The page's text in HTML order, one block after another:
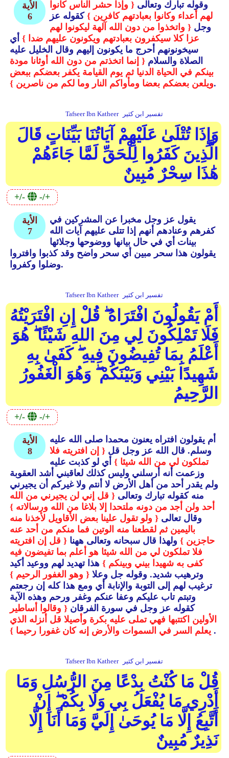
الأية
6
وقوله تبارك وتعالى { وإذا حشر الناس كانوا
لهم أعداء وكانوا بعبادتهم كافرين }كقوله عز
وجل { واتخذوا من دون الله آلهة ليكونوا لهم
عزا كلا سيكفرون بعبادتهم ويكونون عليهم ضدا }أي
سيخونونهم أحرج ما يكونون إليهم وقال الخليل عليه
الصلاة والسلام { إنما اتخذتم من دون الله أوثانا مودة
بينكم في الحياة الدنيا ثم يوم القيامة يكفر بعضكم ببعض
ويلعن بعضكم بعضا ومأواكم النار وما لكم من ناصرين }.
Tafseer Ibn Katheer تفسير ابن كثير
وَإِذَا تُتْلَىٰ عَلَيْهِمْ آيَاتُنَا بَيِّنَاتٍ قَالَ
الَّذِينَ كَفَرُوا لِلْحَقِّ لَمَّا جَاءَهُمْ
هَٰذَا سِحْرٌ مُبِينٌ
+/- -/+
الأية
7
يقول عز وجل مخبرا عن المشركين في
كفرهم وعنادهم أنهم إذا تتلى عليهم آيات الله
بينات أي في حال بيانها ووضوحها وجلائها
يقولون هذا سحر مبين أي سحر واضح وقد كذبوا وافتروا
وضلوا وكفروا.
Tafseer Ibn Katheer تفسير ابن كثير
أَمْ يَقُولُونَ افْتَرَاهُ ۖ قُلْ إِنِ افْتَرَيْتُهُ
فَلَا تَمْلِكُونَ لِي مِنَ اللهِ شَيْئًا ۖ هُوَ
أَعْلَمُ بِمَا تُفِيضُونَ فِيهِ ۖ كَفَىٰ بِهِ
شَهِيدًا بَيْنِي وَبَيْنَكُمْ ۖ وَهُوَ الْغَفُورُ
الرَّحِيمُ
+/- -/+
الأية
8
أم يقولون افتراه يعنون محمدا صلى الله عليه
وسلم.قال الله عز وجل قل { إن افتريته فلا
تملكون لي من الله شيئا }أي لو كذبت عليه
وزعمت أنه أرسلني وليس كذلك لعاقبني أشد العقوبة
ولم يقدر أحد من أهل الأرض لا أنتم ولا غيركم أن يجيرني
منه كقوله تبارك وتعالى { قل إني لن يجيرني من الله
أحد ولن أجد من دونه ملتحدا إلا بلاغا من الله ورسالاته }
وقال تعالى { ولو تقول علينا بعض الأقاويل لأخذنا منه
باليمين ثم لقطعنا منه الوتين فما منكم من أحد عنه
حاجزين }ولهذا قال سبحانه وتعالى ههنا { قل إن افتريته
فلا تملكون لي من الله شيئا هو أعلم بما تفيضون فيه
كفى به شهيدا بيني وبينكم }هذا تهديد لهم ووعيد أكيد
وترهيب شديد.وقوله جل وعلا { وهو الغفور الرحيم }
ترغيب لهم إلى التوبة والإنابة أي ومع هذا كله إن رجعتم
وتبتم تاب عليكم وعفا عنكم وغفر ورحم وهذه الآية
كقوله عز وجل في سورة الفرقان { وقالوا أساطير
الأولين اكتتبها فهي تملى عليه بكرة وأصيلا قل أنزله الذي
يعلم السر في السموات والأرض إنه كان غفورا رحيما }.
Tafseer Ibn Katheer تفسير ابن كثير
قُلْ مَا كُنْتُ بِدْعًا مِنَ الرُّسُلِ وَمَا
أَدْرِي مَا يُفْعَلُ بِي وَلَا بِكُمْ ۖ إِنْ
أَتَّبِعُ إِلَّا مَا يُوحَىٰ إِلَيَّ وَمَا أَنَا إِلَّا
نَذِيرٌ مُبِينٌ